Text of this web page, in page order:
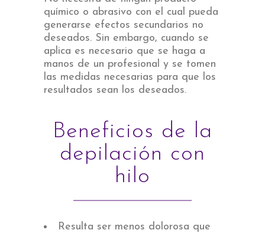
químico o abrasivo con el cual pueda
generarse efectos secundarios no
deseados. Sin embargo, cuando se
aplica es necesario que se haga a
manos de un profesional y se tomen
las medidas necesarias para que los
resultados sean los deseados.
Beneficios de la
depilación con
hilo
Resulta ser menos dolorosa que